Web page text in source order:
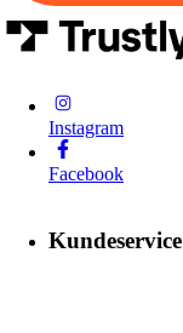
Instagram
Facebook
Kundeservice